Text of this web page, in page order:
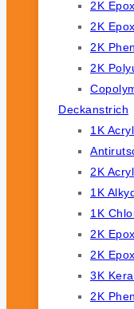
2K
2K
2K
2K
Deckanstrich
1K
2K
1K
1K
2K
2K
3K
2K